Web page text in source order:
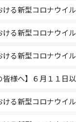
ける新型コロナウイ
ける新型コロナウイ
ける新型コロナウイ
皆様へ】６月１１日
ける新型コロナウイ